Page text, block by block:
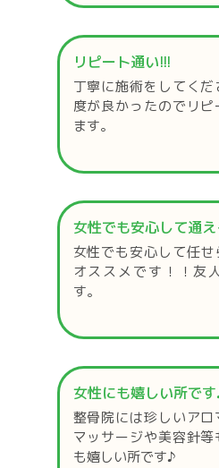
リピート通い!!!
丁寧に施術をしてく
度が良かったのでリ
ます。
女性でも安心して通
女性でも安心して任
オススメです！！友
す。
女性にも嬉しい所で
整骨院には珍しいア
マッサージや美容針
も嬉しい所です♪